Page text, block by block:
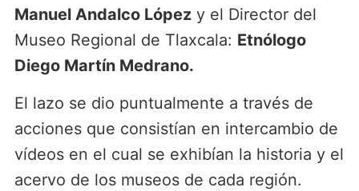
Manuel Andalco Lópezy el Director del
Museo Regional de Tlaxcala: Etnólogo
Diego Martín Medrano.
El lazo se dio puntualmente a través de
acciones que consistían en intercambio de
vídeos en el cual se exhibían la historia y el
acervo de los museos de cada región.